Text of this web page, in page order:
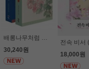
30,240원
18,000원